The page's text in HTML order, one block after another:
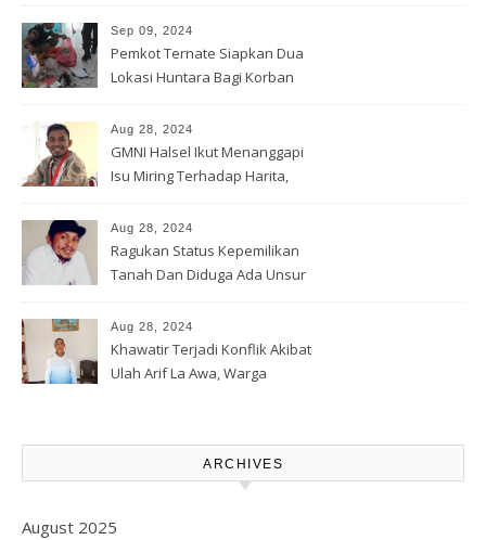
Sep 09, 2024
Pemkot Ternate Siapkan Dua
Lokasi Huntara Bagi Korban
Aug 28, 2024
GMNI Halsel Ikut Menanggapi
Isu Miring Terhadap Harita,
Lahan Warga
Aug 28, 2024
Ragukan Status Kepemilikan
Tanah Dan Diduga Ada Unsur
Korporasi Harita, GPM Halsel
Minta Polres Panggil Dan
Tetapkan Bapak Arif La Awa
Aug 28, 2024
Khawatir Terjadi Konflik Akibat
Ulah Arif La Awa, Warga
ARCHIVES
August 2025